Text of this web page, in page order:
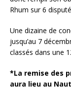
Rhum sur 6
Une dizaine de
jusqu’au 7
classés dans une
*La remise des
aura lieu au